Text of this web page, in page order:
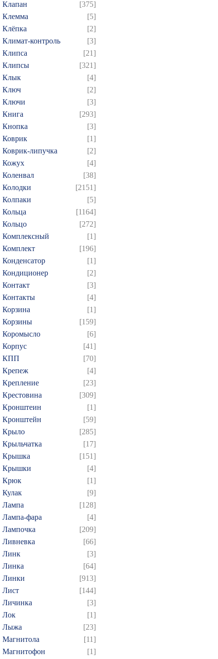
Клапан
[375]
Клемма
[5]
Клёпка
[2]
Климат-контроль
[3]
Клипса
[21]
Клипсы
[321]
Клык
[4]
Ключ
[2]
Ключи
[3]
Книга
[293]
Кнопка
[3]
Коврик
[1]
Коврик-липучка
[2]
Кожух
[4]
Коленвал
[38]
Колодки
[2151]
Колпаки
[5]
Кольца
[1164]
Кольцо
[272]
Комплексный
[1]
Комплект
[196]
Конденсатор
[1]
Кондиционер
[2]
Контакт
[3]
Контакты
[4]
Корзина
[1]
Корзины
[159]
Коромысло
[6]
Корпус
[41]
КПП
[70]
Крепеж
[4]
Крепление
[23]
Крестовина
[309]
Кронштеин
[1]
Кронштейн
[59]
Крыло
[285]
Крыльчатка
[17]
Крышка
[151]
Крышки
[4]
Крюк
[1]
Кулак
[9]
Лампа
[128]
Лампа-фара
[4]
Лампочка
[209]
Ливневка
[66]
Линк
[3]
Линка
[64]
Линки
[913]
Лист
[144]
Личинка
[3]
Лок
[1]
Лыжа
[23]
Магнитола
[11]
Магнитофон
[1]